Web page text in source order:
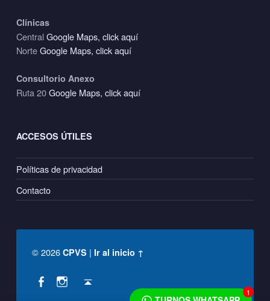
Clínicas
CentralGoogle Maps, click aquí
NorteGoogle Maps, click aquí
Consultorio Anexo
Ruta 20Google Maps, click aquí
ACCESOS ÚTILES
Políticas de privacidad
Contacto
© 2026 CPVS| Ir al inicio ↑
Social Menu
1